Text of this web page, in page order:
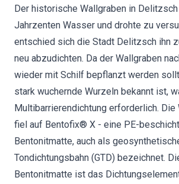
Der historische Wallgraben in
Jahrzenten Wasser und drohte zu
entschied sich die Stadt Delitzsch ihn
neu abzudichten. Da der Wallgraben
wieder mit Schilf bepflanzt werden
stark wuchernde Wurzeln bekannt ist,
Multibarrierendichtung erforderlich. Die
fiel auf Bentofix® X - eine PE-
Bentonitmatte, auch als
Tondichtungsbahn (GTD) bezeichnet.
Bentonitmatte ist das